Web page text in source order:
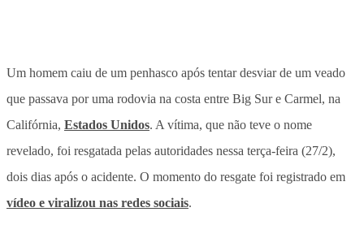
Um homem caiu de um penhasco após tentar desviar de um veado
que passava por uma rodovia na costa entre Big Sur e Carmel, na
Califórnia, Estados Unidos. A vítima, que não teve o nome
revelado, foi resgatada pelas autoridades nessa terça-feira (27/2),
dois dias após o acidente. O momento do resgate foi registrado em
vídeo e viralizou nas redes sociais.